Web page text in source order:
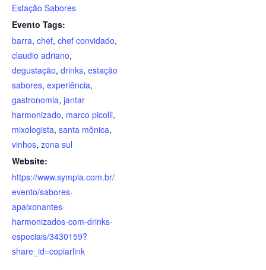
Estação Sabores
Evento Tags:
barra, chef, chef convidado,
claudio adriano,
degustação, drinks, estação
sabores, experiência,
gastronomia, jantar
harmonizado, marco picolli,
mixologista, santa mônica,
vinhos, zona sul
Website:
https://www.sympla.com.br/
evento/sabores-
apaixonantes-
harmonizados-com-drinks-
especiais/3430159?
share_id=copiarlink